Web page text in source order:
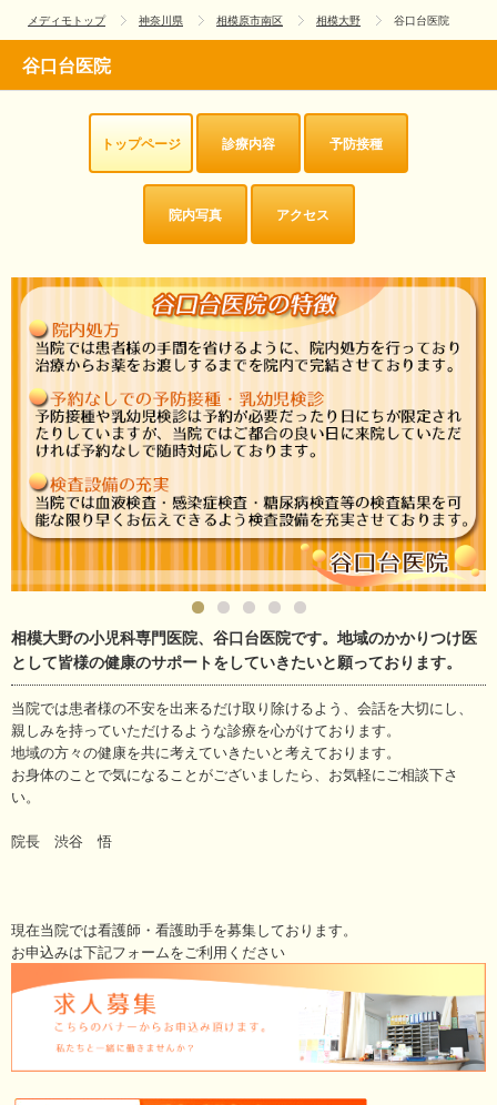
メディモトップ 神奈川県 相模原市南区 相模大野 谷口台医院
谷口台医院
トップページ 診療内容 予防接種
院内写真 アクセス
相模大野の小児科専門医院、谷口台医院です。地域のかかりつけ医
として皆様の健康のサポートをしていきたいと願っております。
当院では患者様の不安を出来るだけ取り除けるよう、会話を大切にし、
親しみを持っていただけるような診療を心がけております。
地域の方々の健康を共に考えていきたいと考えております。
お身体のことで気になることがございましたら、お気軽にご相談下さ
い。
院長 渋谷 悟
現在当院では看護師・看護助手を募集しております。
お申込みは下記フォームをご利用ください